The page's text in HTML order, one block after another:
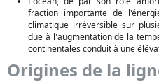
fraction importante de
climatique irréversible sur
due à l'augmentation de la
continentales conduit à une
Origines de la